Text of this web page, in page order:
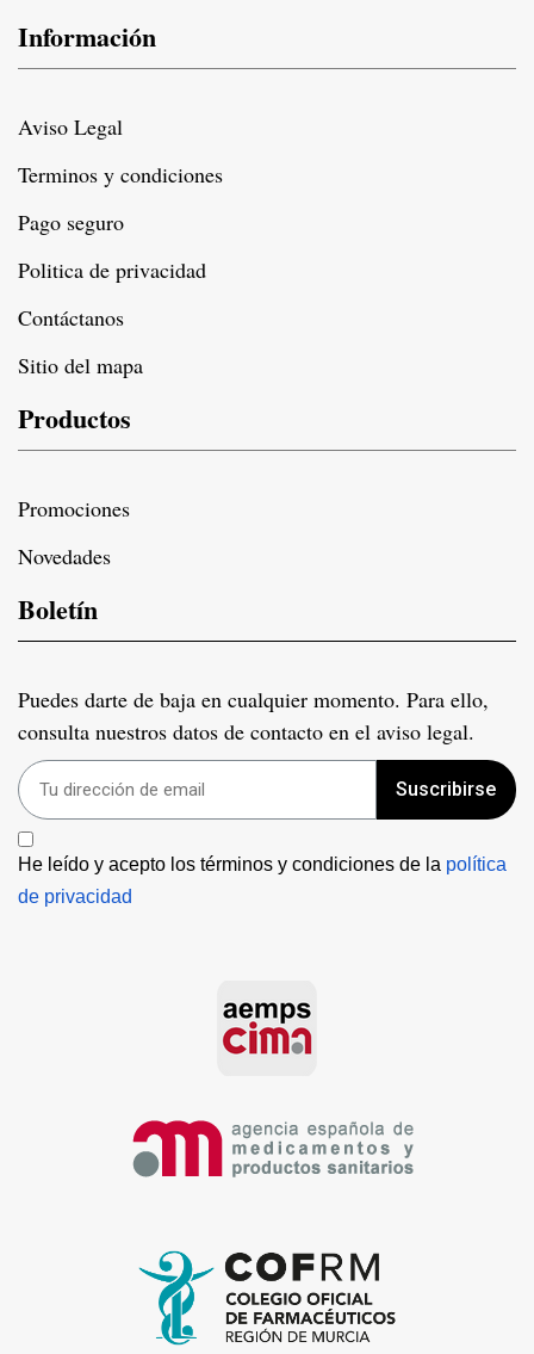
Información
Aviso Legal
Terminos y condiciones
Pago seguro
Politica de privacidad
Contáctanos
Sitio del mapa
Productos
Promociones
Novedades
Boletín
Puedes darte de baja en cualquier momento. Para ello,
consulta nuestros datos de contacto en el aviso legal.
Suscribirse
He leído y acepto los términos y condiciones de la política
de privacidad